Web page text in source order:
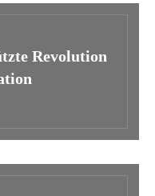
Revolution